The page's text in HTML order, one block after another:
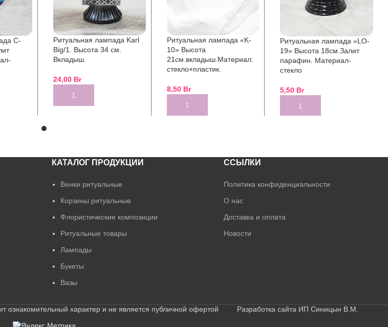
C-
Ритуальная лампада Karl
Big/1. Высота 34 см.
Вкладыш.
24,00 Br
ADD TO CART
Ритуальная лампада «K-
10» Высота
21см.вкладыш.Материал:
стекло+пластик.
8,50 Br
ADD TO CART
Ритуальная лампада «LO-
19» Высота 18см.Залит
парафин. Материал-
стекло
5,50 Br
ADD TO CART
КАТАЛОГ ПРОДУКЦИИ
Венки ритуальные
Корзины ритуальные
Флористические композиции
Ритуальные товары
Лампады
Букеты
Вазы
ССЫЛКИ
Политика конфиденциальности
О нас
Доставка и оплата
Новости
характер и не является публичной офертой Разработка сайта ИП Синицын В.М.